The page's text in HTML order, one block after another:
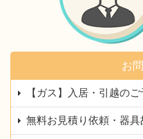
お
【ガス】入居・引越のご
無料お見積り依頼・器